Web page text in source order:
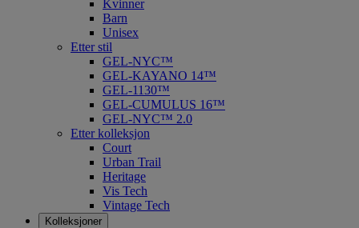
Kvinner
Barn
Unisex
Etter stil
GEL-NYC™
GEL-KAYANO 14™
GEL-1130™
GEL-CUMULUS 16™
GEL-NYC™ 2.0
Etter kolleksjon
Court
Urban Trail
Heritage
Vis Tech
Vintage Tech
Kolleksjoner